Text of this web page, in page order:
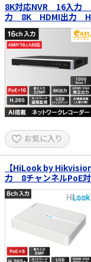
8K対応NVR 16入力
力 8K HDMI出力
お気に入り
【HiLook by
力 8チャンネルPoE